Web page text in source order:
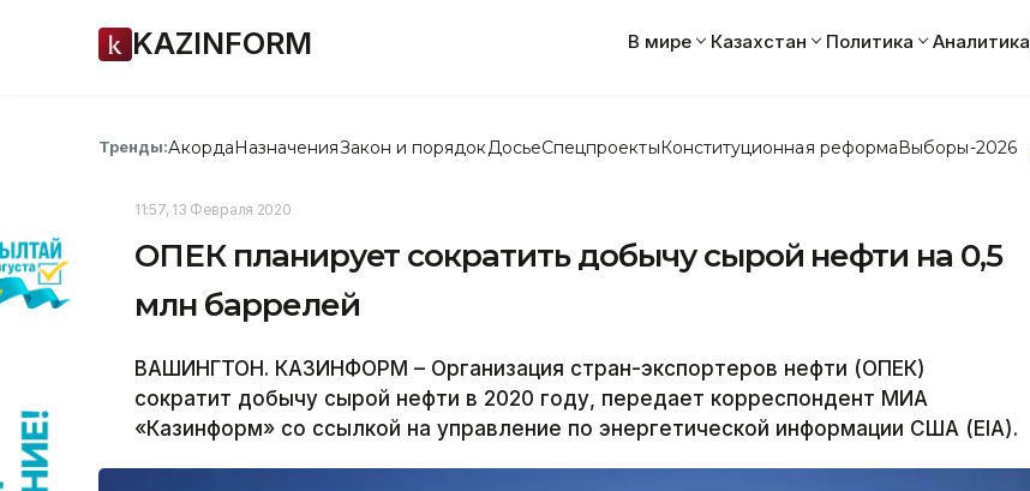
KAZINFORM В мире Казахстан Политика Аналитика
Тренды:АкордаНазначенияЗакон и порядок ДосьеСпецпроектыКонституционная реформаВыборы-2026
11:57, 13 Февраля 2020
ОПЕК планирует сократить добычу сырой нефти на 0,5
млн баррелей
ВАШИНГТОН. КАЗИНФОРМ – Организация стран-экспортеров нефти (ОПЕК)
сократит добычу сырой нефти в 2020 году, передает корреспондент МИА
«Казинформ» со ссылкой на управление по энергетической информации США (EIA).